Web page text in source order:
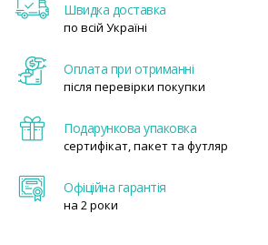
Швидка доставка
по всій Україні
Оплата при отриманні
після перевірки покупки
Подарункова упаковка
сертифікат, пакет та футляр
Офіційна гарантія
на 2 роки